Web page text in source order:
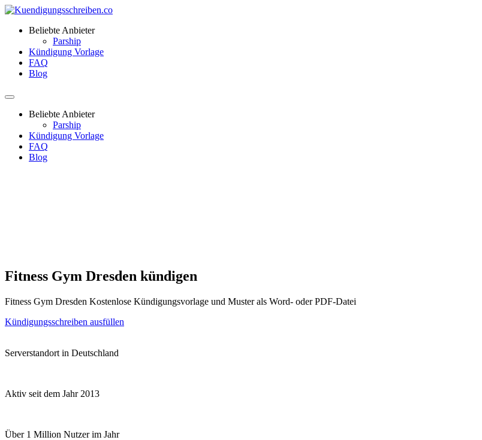
Beliebte Anbieter
Parship
Kündigung Vorlage
FAQ
Blog
Beliebte Anbieter
Parship
Kündigung Vorlage
FAQ
Blog
Fitness Gym Dresden kündigen
Fitness Gym Dresden Kostenlose Kündigungsvorlage und Muster als Word- oder PDF-Datei
Kündigungsschreiben ausfüllen
Serverstandort in Deutschland
Aktiv seit dem Jahr 2013
Über 1 Million Nutzer im Jahr